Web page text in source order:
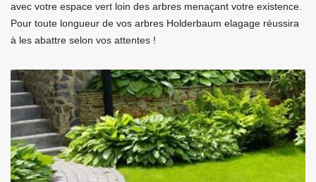
avec votre espace vert loin des arbres menaçant votre existence.
Pour toute longueur de vos arbres Holderbaum elagage réussira
à les abattre selon vos attentes !